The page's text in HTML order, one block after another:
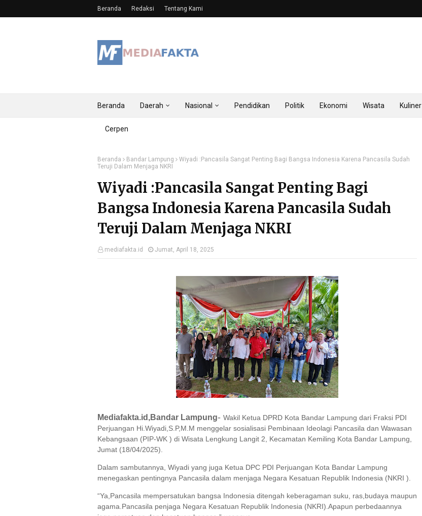
Beranda Redaksi Tentang Kami
Beranda Daerah Nasional Pendidikan Politik Ekonomi Wisata Kuliner
Cerpen
Beranda Bandar Lampung
Wiyadi :Pancasila Sangat Penting Bagi Bangsa Indonesia Karena Pancasila Sudah
Teruji Dalam Menjaga NKRI
Wiyadi :Pancasila Sangat Penting Bagi
Bangsa Indonesia Karena Pancasila Sudah
Teruji Dalam Menjaga NKRI
mediafakta.id Jumat, April 18, 2025
Mediafakta.id,Bandar Lampung- Wakil Ketua DPRD Kota Bandar Lampung dari Fraksi PDI
Perjuangan Hi.Wiyadi,S.P,M.M menggelar sosialisasi Pembinaan Ideolagi Pancasila dan Wawasan
Kebangsaan (PIP-WK ) di Wisata Lengkung Langit 2, Kecamatan Kemiling Kota Bandar Lampung,
Jumat (18/04/2025).
Dalam sambutannya, Wiyadi yang juga Ketua DPC PDI Perjuangan Kota Bandar Lampung
menegaskan pentingnya Pancasila dalam menjaga Negara Kesatuan Republik Indonesia (NKRI ).
“Ya,Pancasila mempersatukan bangsa Indonesia ditengah keberagaman suku, ras,budaya maupun
agama.Pancasila penjaga Negara Kesatuan Republik Indonesia (NKRI).Apapun perbedaannya